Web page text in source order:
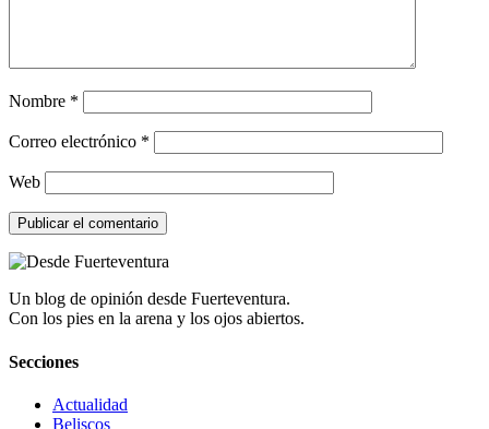
Nombre *
Correo electrónico *
Web
Un blog de opinión desde Fuerteventura.
Con los pies en la arena y los ojos abiertos.
Secciones
Actualidad
Beliscos